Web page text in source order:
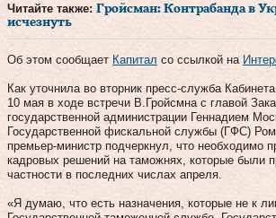
Читайте также: Гройсман: Контрабанда в
исчезнуть
Об этом сообщает Капитал со ссылкой на
Как уточнила во вторник пресс-служба
10 мая в ходе встречи В.Гройсмна с главой
государственной администрации Геннадием
Государственной фискальной службы (ГФС)
премьер-министр подчеркнул, что необходимо
кадровых решений на таможнях, которые были
частности в последних числах апреля.
«Я думаю, что есть назначения, которые не к